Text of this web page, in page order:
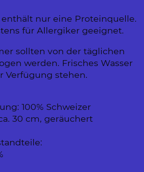
nur eine Proteinquelle.
für Allergiker geeignet.
sollten von der täglichen
werden. Frisches Wasser
Verfügung stehen.
100% Schweizer
30 cm, geräuchert